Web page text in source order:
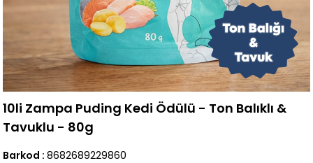
10li Zampa Puding Kedi Ödülü - Ton Balıklı &
Tavuklu - 80g
Barkod : 8682689229860